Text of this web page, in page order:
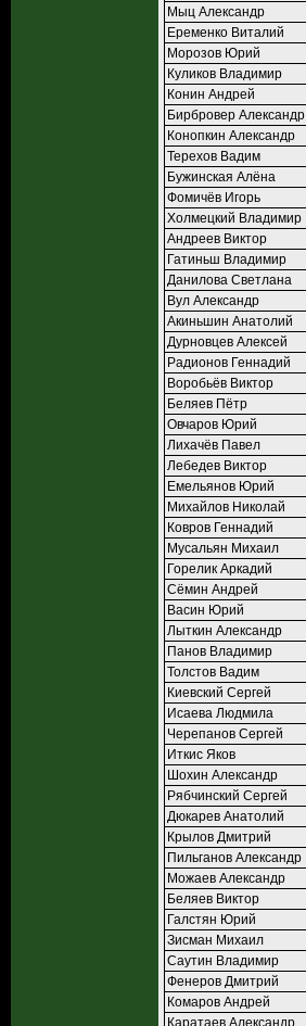
Мыц Александр
Еременко Виталий
Морозов Юрий
Куликов Владимир
Конин Андрей
Бирбровер Александр
Конопкин Александр
Терехов Вадим
Бужинская Алёна
Фомичёв Игорь
Холмецкий Владимир
Андреев Виктор
Гатиньш Владимир
Данилова Светлана
Вул Александр
Акиньшин Анатолий
Дурновцев Алексей
Радионов Геннадий
Воробьёв Виктор
Беляев Пётр
Овчаров Юрий
Лихачёв Павел
Лебедев Виктор
Емельянов Юрий
Михайлов Николай
Ковров Геннадий
Мусальян Михаил
Горелик Аркадий
Сёмин Андрей
Васин Юрий
Лыткин Александр
Панов Владимир
Толстов Вадим
Киевский Сергей
Исаева Людмила
Черепанов Сергей
Иткис Яков
Шохин Александр
Рябчинский Сергей
Дюкарев Анатолий
Крылов Дмитрий
Пильганов Александр
Можаев Александр
Беляев Виктор
Галстян Юрий
Зисман Михаил
Саутин Владимир
Фенеров Дмитрий
Комаров Андрей
Каратаев Александр